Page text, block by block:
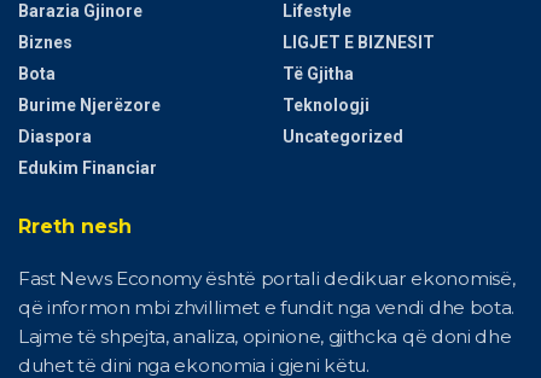
Barazia Gjinore
Biznes
Bota
Burime Njerëzore
Diaspora
Edukim Financiar
Lifestyle
LIGJET E BIZNESIT
Të Gjitha
Teknologji
Uncategorized
Rreth nesh
Fast News Economy është portali dedikuar ekonomisë,
që informon mbi zhvillimet e fundit nga vendi dhe bota.
Lajme të shpejta, analiza, opinione, gjithcka që doni dhe
duhet të dini nga ekonomia i gjeni këtu.